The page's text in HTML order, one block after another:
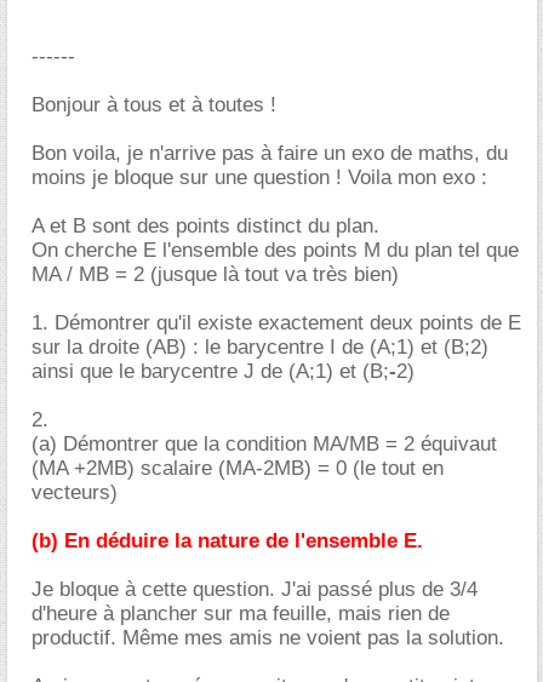
------
Bonjour à tous et à toutes !
Bon voila, je n'arrive pas à faire un exo de maths, du
moins je bloque sur une question ! Voila mon exo :
A et B sont des points distinct du plan.
On cherche E l'ensemble des points M du plan tel que
MA / MB = 2 (jusque là tout va très bien)
1. Démontrer qu'il existe exactement deux points de E
sur la droite (AB) : le barycentre I de (A;1) et (B;2)
ainsi que le barycentre J de (A;1) et (B;-2)
2.
(a) Démontrer que la condition MA/MB = 2 équivaut
(MA +2MB) scalaire (MA-2MB) = 0 (le tout en
vecteurs)
(b) En déduire la nature de l'ensemble E.
Je bloque à cette question. J'ai passé plus de 3/4
d'heure à plancher sur ma feuille, mais rien de
productif. Même mes amis ne voient pas la solution.